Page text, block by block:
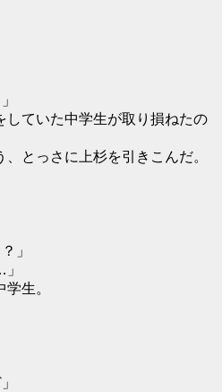
していた中学生が取り損ねたの
とっさに上杉を引きこんだ。
」
生。